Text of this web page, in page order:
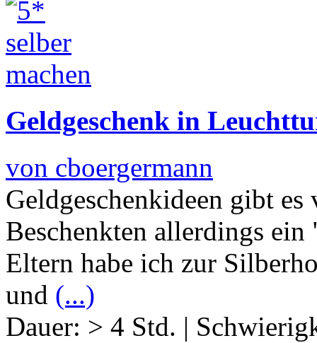
Geldgeschenk in
von cboergermann
Geldgeschenkideen gibt
Beschenkten allerdings
Eltern habe ich zur
und (...)
Dauer: > 4 Std. |